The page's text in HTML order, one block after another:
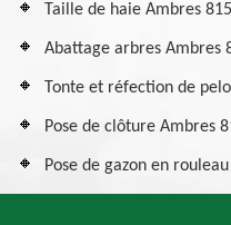
Taille de haie Ambres
Abattage arbres Ambres
Tonte et réfection de
Pose de clôture Ambres
Pose de gazon en